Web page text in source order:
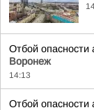
Отбой опасности
Воронеж
14:13
Отбой опасности